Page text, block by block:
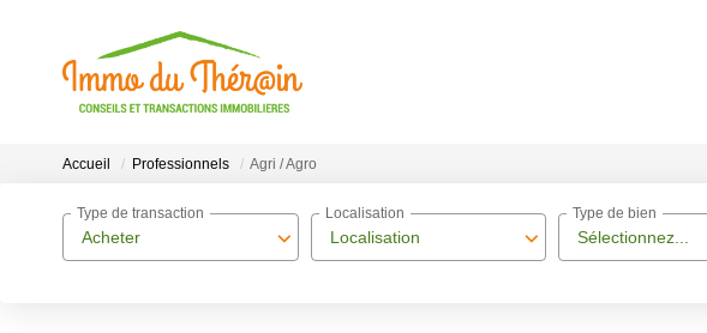
Accueil Professionnels Agri / Agro
Acheter
Type de transaction
Localisation
Localisation
Sélectionnez...
Type de bien